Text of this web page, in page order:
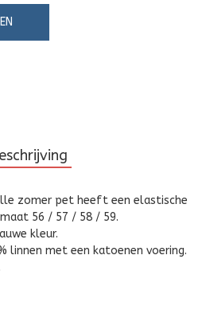
zomer pet heeft een elastische
56 / 57 / 58 / 59.
kleur.
linnen met een katoenen voering.